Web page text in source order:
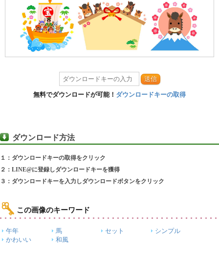
送信
無料でダウンロードが可能！ ダウンロードキーの取得
ダウンロード方法
１：ダウンロードキーの取得をクリック
２：LINE@に登録しダウンロードキーを獲得
３：ダウンロードキーを入力しダウンロードボタンをクリック
この画像のキーワード
午年 馬 セット
シンプル
かわいい
和風